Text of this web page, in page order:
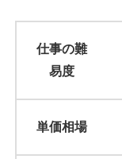
仕事の難
易度
単価相場